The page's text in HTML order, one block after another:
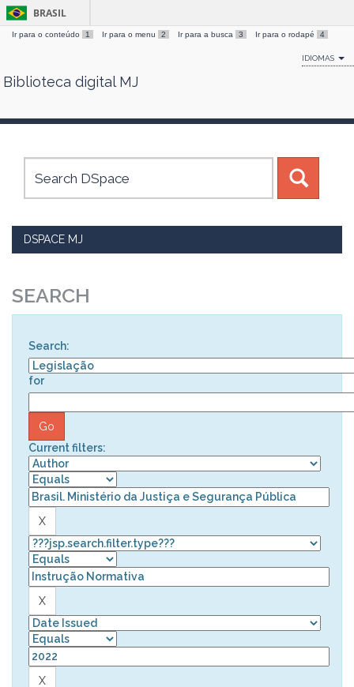
Skip
BRASIL
Ir para o conteúdo 1 Ir para o menu 2 Ir para a busca 3 Ir para o rodapé 4
IDIOMAS
Biblioteca digital MJ
DSPACE MJ
SEARCH
Search:
for
Current filters: